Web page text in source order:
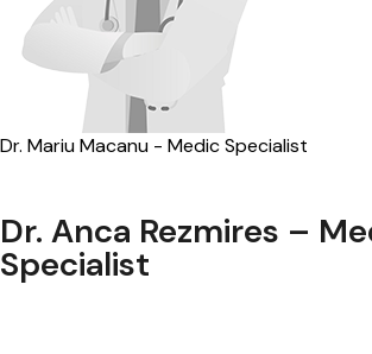
Dr. Mariu Macanu - Medic Specialist
Dr. Anca Rezmires –
Specialist